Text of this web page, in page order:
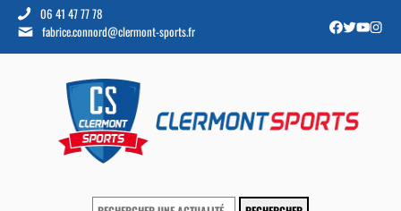
06 41 47 77 78
fabrice.connord@clermont-sports.fr